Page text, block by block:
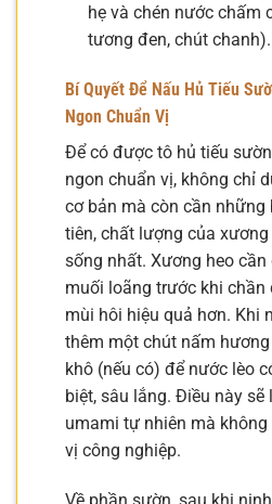
hẹ và chén nước chấm
tương đen, chút chanh).
Bí Quyết Để Nấu Hủ Tiếu
Ngon Chuẩn Vị
Để có được tô hủ tiếu
ngon chuẩn vị, không chỉ
cơ bản mà còn cần những
tiên, chất lượng của
sống nhất. Xương heo
muối loãng trước khi chần
mùi hôi hiệu quả hơn. Khi
thêm một chút nấm
khô (nếu có) để nước lèo
biệt, sâu lắng. Điều này
umami tự nhiên mà
vị công nghiệp.
Về phần sườn, sau khi